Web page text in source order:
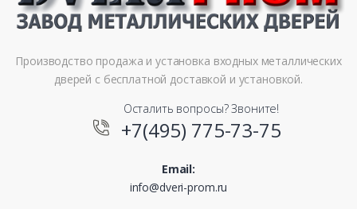
Производство продажа и установка входных металлических
дверей с бесплатной доставкой и установкой.
Осталить вопросы? Звоните!
+7(495) 775-73-75
Email:
info@dveri-prom.ru